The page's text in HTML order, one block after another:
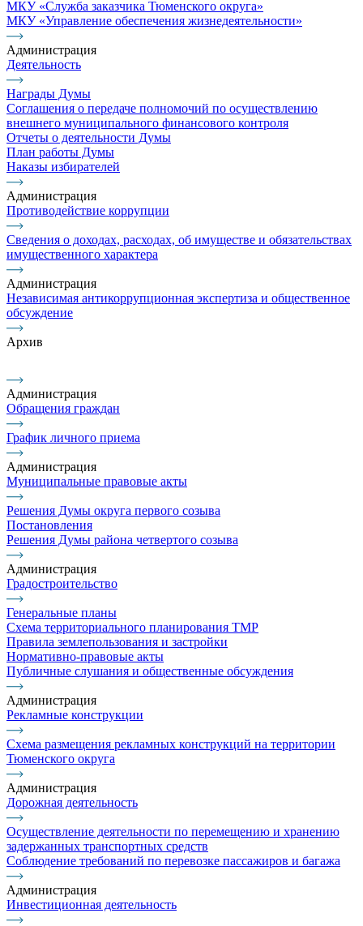
МКУ «Служба заказчика Тюменского округа»
МКУ «Управление обеспечения жизнедеятельности»
Администрация
Деятельность
Награды Думы
Соглашения о передаче полномочий по осуществлению
внешнего муниципального финансового контроля
Отчеты о деятельности Думы
План работы Думы
Наказы избирателей
Администрация
Противодействие коррупции
Сведения о доходах, расходах, об имуществе и обязательствах
имущественного характера
Администрация
Независимая антикоррупционная экспертиза и общественное
обсуждение
Архив
Администрация
Обращения граждан
График личного приема
Администрация
Муниципальные правовые акты
Решения Думы округа первого созыва
Постановления
Решения Думы района четвертого созыва
Администрация
Градостроительство
Генеральные планы
Схема территориального планирования ТМР
Правила землепользования и застройки
Нормативно-правовые акты
Публичные слушания и общественные обсуждения
Администрация
Рекламные конструкции
Схема размещения рекламных конструкций на территории
Тюменского округа
Администрация
Дорожная деятельность
Осуществление деятельности по перемещению и хранению
задержанных транспортных средств
Соблюдение требований по перевозке пассажиров и багажа
Администрация
Инвестиционная деятельность